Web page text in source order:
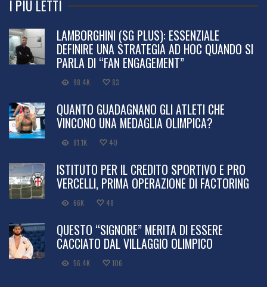
I PIÙ LETTI
LAMBORGHINI (SG PLUS): ESSENZIALE
DEFINIRE UNA STRATEGIA AD HOC QUANDO SI
PARLA DI “FAN ENGAGEMENT”
98.4K 83
QUANTO GUADAGNANO GLI ATLETI CHE
VINCONO UNA MEDAGLIA OLIMPICA?
81.1K 40
ISTITUTO PER IL CREDITO SPORTIVO E PRO
VERCELLI, PRIMA OPERAZIONE DI FACTORING
66K 48
QUESTO “SIGNORE” MERITA DI ESSERE
CACCIATO DAL VILLAGGIO OLIMPICO
56.4K 106